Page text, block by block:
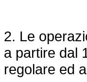
2. Le
a partire dal
regolare ed